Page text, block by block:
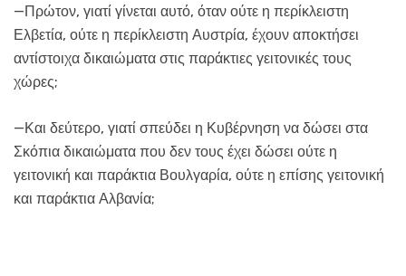
—Πρώτον, γιατί γίνεται αυτό, όταν ούτε η περίκλειστη
Ελβετία, ούτε η περίκλειστη Αυστρία, έχουν αποκτήσει
αντίστοιχα δικαιώματα στις παράκτιες γειτονικές τους
χώρες;
—Και δεύτερο, γιατί σπεύδει η Κυβέρνηση να δώσει στα
Σκόπια δικαιώματα που δεν τους έχει δώσει ούτε η
γειτονική και παράκτια Βουλγαρία, ούτε η επίσης γειτονική
και παράκτια Αλβανία;